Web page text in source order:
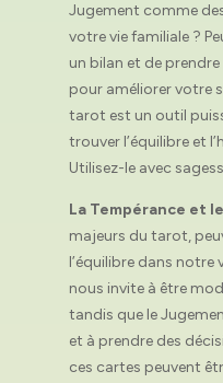
Jugement comme
votre vie familiale ?
un bilan et de
pour améliorer votre
tarot est un outil
trouver l’équilibre et
Utilisez-le avec
La Tempérance et
majeurs du tarot,
l’équilibre dans notre
nous invite à être
tandis que le
et à prendre des
ces cartes peuvent